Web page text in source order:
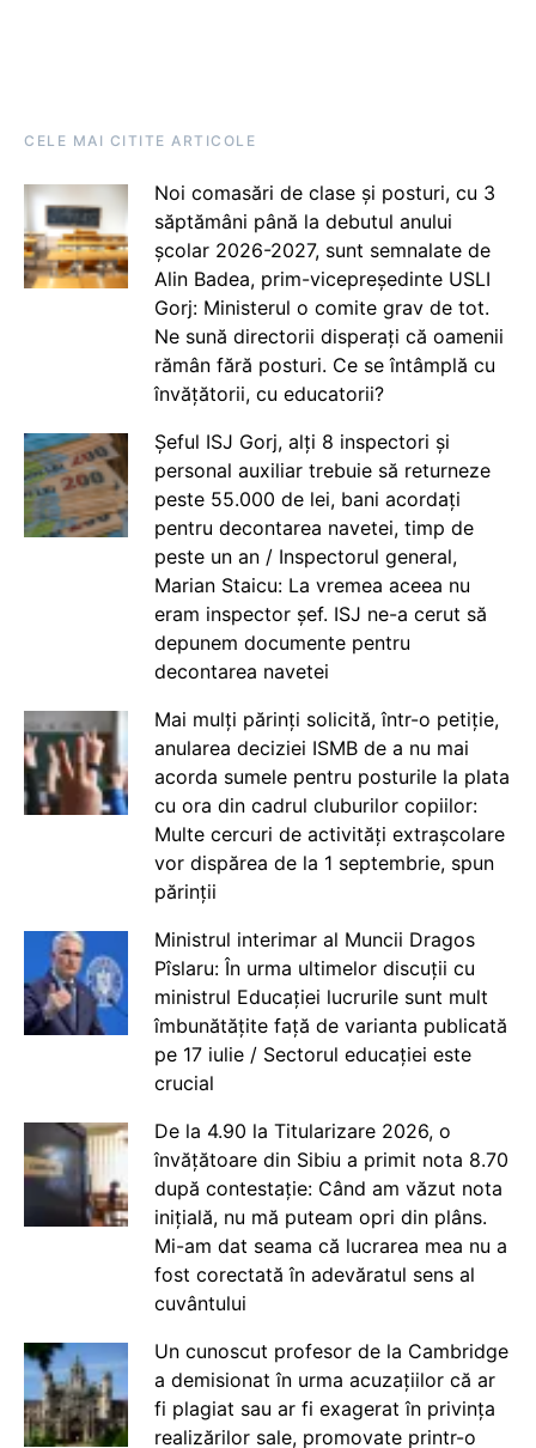
CELE MAI CITITE ARTICOLE
Noi comasări de clase și posturi, cu 3
săptămâni până la debutul anului
școlar 2026-2027, sunt semnalate de
Alin Badea, prim-vicepreședinte USLI
Gorj: Ministerul o comite grav de tot.
Ne sună directorii disperați că oamenii
rămân fără posturi. Ce se întâmplă cu
învățătorii, cu educatorii?
Șeful ISJ Gorj, alți 8 inspectori și
personal auxiliar trebuie să returneze
peste 55.000 de lei, bani acordați
pentru decontarea navetei, timp de
peste un an / Inspectorul general,
Marian Staicu: La vremea aceea nu
eram inspector șef. ISJ ne-a cerut să
depunem documente pentru
decontarea navetei
Mai mulți părinți solicită, într-o petiție,
anularea deciziei ISMB de a nu mai
acorda sumele pentru posturile la plata
cu ora din cadrul cluburilor copiilor:
Multe cercuri de activități extrașcolare
vor dispărea de la 1 septembrie, spun
părinții
Ministrul interimar al Muncii Dragos
Pîslaru: În urma ultimelor discuții cu
ministrul Educației lucrurile sunt mult
îmbunătățite față de varianta publicată
pe 17 iulie / Sectorul educației este
crucial
De la 4.90 la Titularizare 2026, o
învățătoare din Sibiu a primit nota 8.70
după contestație: Când am văzut nota
inițială, nu mă puteam opri din plâns.
Mi-am dat seama că lucrarea mea nu a
fost corectată în adevăratul sens al
cuvântului
Un cunoscut profesor de la Cambridge
a demisionat în urma acuzațiilor că ar
fi plagiat sau ar fi exagerat în privința
realizărilor sale, promovate printr-o